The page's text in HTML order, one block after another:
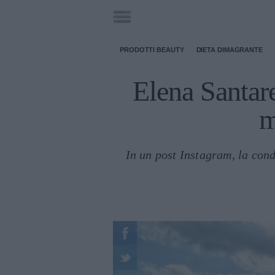
PRODOTTI BEAUTY DIETA DIMAGRANTE
Elena
In un post Instagram, la